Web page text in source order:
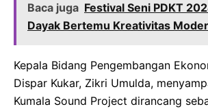
Baca juga Festival Seni PDKT
Dayak Bertemu Kreativitas
Kepala Bidang Pengembangan
Dispar Kukar, Zikri Umulda,
Kumala Sound Project dirancang